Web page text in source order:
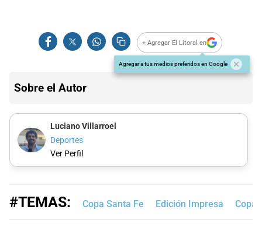
+ Agregar El Litoral en
Agregar a tus medios preferidos en Google
Sobre el Autor
Luciano Villarroel
Deportes
Ver Perfil
#TEMAS: Copa Santa Fe Edición Impresa Copa